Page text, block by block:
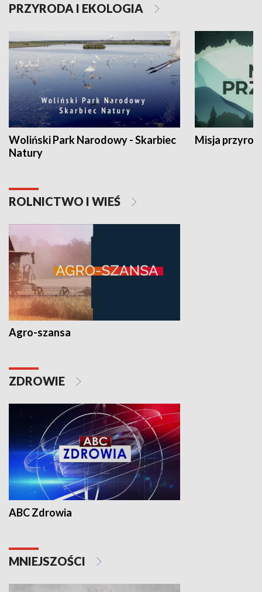
PRZYRODA I EKOLOGIA
Woliński Park Narodowy - Skarbiec
Natury
Misja
ROLNICTWO I WIEŚ
Agro-szansa
ZDROWIE
ABC Zdrowia
MNIEJSZOŚCI